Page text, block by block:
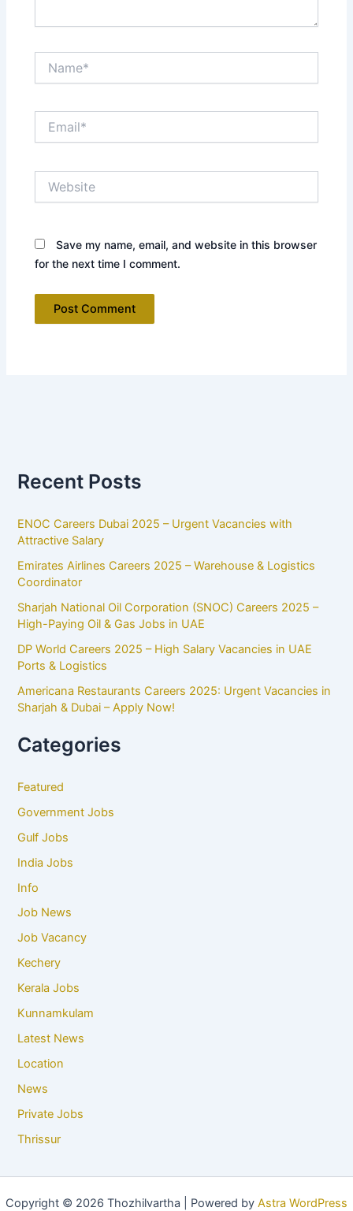
Save my name, email, and website in this browser
for the next time I comment.
Recent Posts
ENOC Careers Dubai 2025 – Urgent Vacancies with
Attractive Salary
Emirates Airlines Careers 2025 – Warehouse & Logistics
Coordinator
Sharjah National Oil Corporation (SNOC) Careers 2025 –
High-Paying Oil & Gas Jobs in UAE
DP World Careers 2025 – High Salary Vacancies in UAE
Ports & Logistics
Americana Restaurants Careers 2025: Urgent Vacancies in
Sharjah & Dubai – Apply Now!
Categories
Featured
Government Jobs
Gulf Jobs
India Jobs
Info
Job News
Job Vacancy
Kechery
Kerala Jobs
Kunnamkulam
Latest News
Location
News
Private Jobs
Thrissur
Copyright © 2026 Thozhilvartha | Powered by Astra WordPress